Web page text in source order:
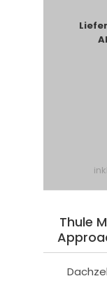
Thule